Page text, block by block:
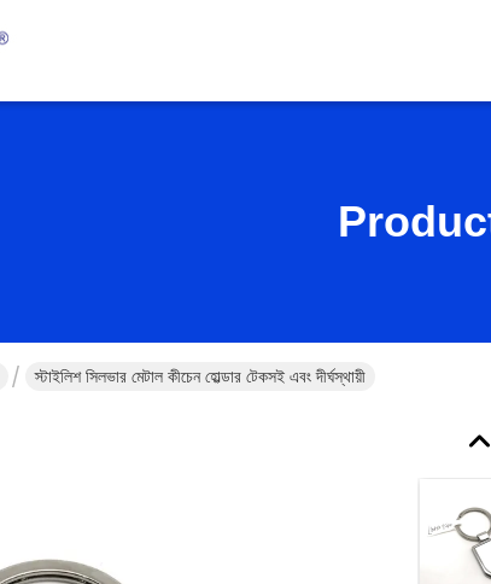
স্টাইলিশ সিলভার মেটাল কীচেন হোল্ডার টেকসই এবং দীর্ঘস্থায়ী